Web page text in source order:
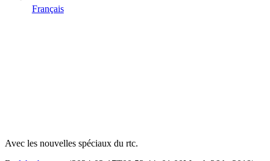
Français
Avec les nouvelles spéciaux du rtc.